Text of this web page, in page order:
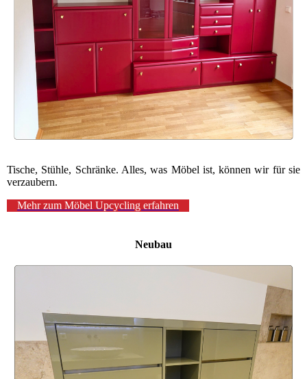
Tische, Stühle, Schränke. Alles, was Möbel ist, können wir für sie
verzaubern.
Mehr zum Möbel Upcycling erfahren
Neubau